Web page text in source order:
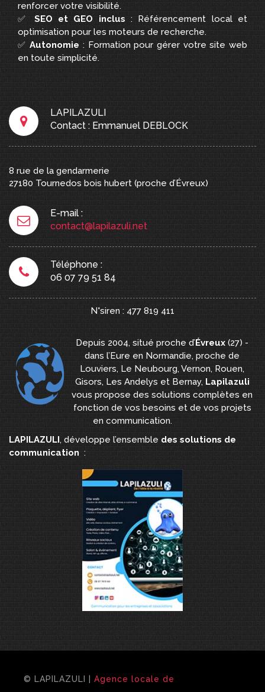
renforcer votre visibilité.
✅ SEO et GEO inclus : Référencement local et
optimisation pour les moteurs de recherche.
✅Autonomie : Formation pour gérer votre site web
en toute simplicité.
LAPILAZULI
Contact : Emmanuel DEBLOCK
8 rue de la gendarmerie
27180 Tournedos bois hubert (proche d’Évreux)
E-mail :
contact@lapilazuli.net
Téléphone :
06 07 79 51 84
N°siren : 477 819 411
Depuis 2004, situé proche d’Évreux (27) -
dans l’Eure en Normandie, proche de
Louviers, Le Neubourg, Vernon, Rouen,
Gisors, Les Andelys et Bernay, Lapilazuli
vous propose des solutions complètes en
fonction de vos besoins et de vos projets
en communication.
LAPILAZULI, développe l’ensemble des solutions de
communication :
© LAPILAZULI | Agence locale de